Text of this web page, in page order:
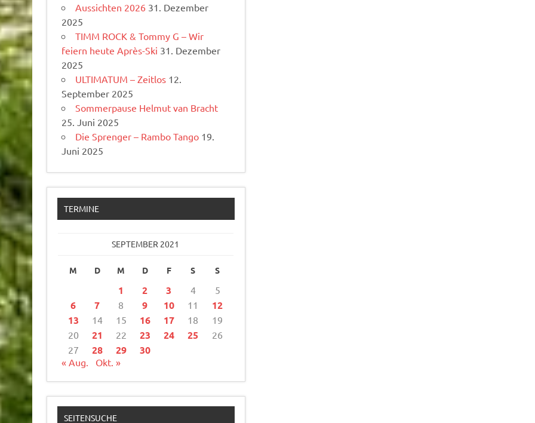
Aussichten 2026 31. Dezember
2025
TIMM ROCK & Tommy G – Wir
feiern heute Après-Ski 31. Dezember
2025
ULTIMATUM – Zeitlos 12.
September 2025
Sommerpause Helmut van Bracht
25. Juni 2025
Die Sprenger – Rambo Tango 19.
Juni 2025
TERMINE
SEPTEMBER 2021
M D M D F S S
1 2 3 4 5
6 7 8 9 10 11
12
13
14 15 16 17 18
19
20
21 22 23 24 25
26
27
28 29 30
« Aug. Okt. »
SEITENSUCHE